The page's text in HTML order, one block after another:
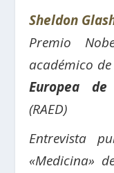
Sheldon
Premio
académico
Europea de
(RAED)
Entrevista
«Medicina»